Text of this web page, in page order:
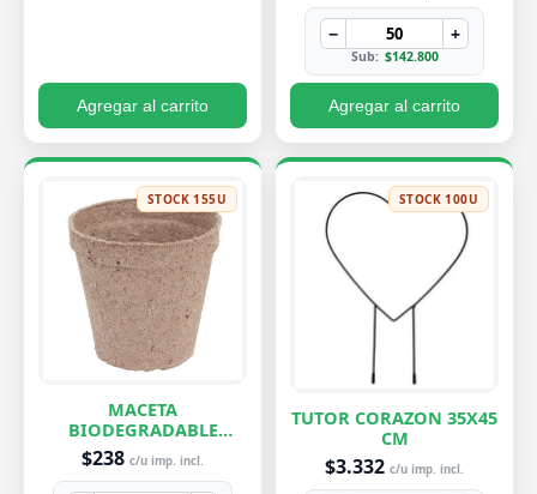
Agregar al carrito
− +
Sub: $142.800
Agregar al carrito
STOCK 155U
MACETA
BIODEGRADABLE
PEQUEÑA 7X8 CM
$238 c/u imp. incl.
STOCK 100U
TUTOR CORAZON 35X45
CM
$3.332 c/u imp. incl.